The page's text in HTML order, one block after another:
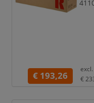
€ 193,26
€